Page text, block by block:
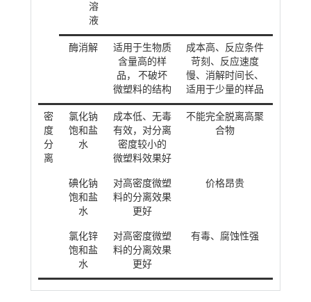
溶
液
酶消解
适用于生物质
含量高的样
品， 不破坏
微塑料的结构
成本高、反应条件
苛刻、反应速度
慢、消解时间长、
适用于少量的样品
密
度
分
离
氯化钠
饱和盐
水
成本低、无毒
有效，对分离
密度较小的
微塑料效果好
不能完全脱离高聚
合物
碘化钠
饱和盐
水
对高密度微塑
料的分离效果
更好
价格昂贵
氯化锌
饱和盐
水
对高密度微塑
料的分离效果
更好
有毒、腐蚀性强